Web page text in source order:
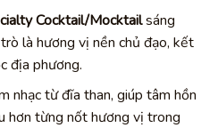
Cocktail/Mocktailsáng
là hương vị nền chủ đạo, kết
địa phương.
nhạc từ đĩa than, giúp tâm hồn
hơn từng nốt hương vị trong